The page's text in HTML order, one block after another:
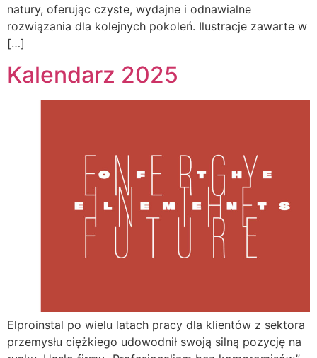
natury, oferując czyste, wydajne i odnawialne
rozwiązania dla kolejnych pokoleń. Ilustracje zawarte w
[…]
Kalendarz 2025
Elproinstal po wielu latach pracy dla klientów z sektora
przemysłu ciężkiego udowodnił swoją silną pozycję na